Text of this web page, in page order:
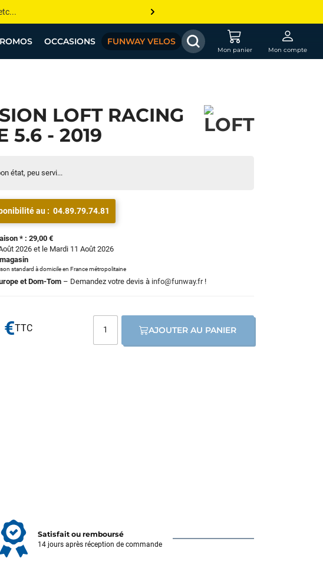
!
OCCASIONS FUNWAY VELOS
Mon panier Mon compte
LOFT RACING
5.6 - 2019
état, peu servi...
au : 04.89.79.74.81
* : 29,00 €
2026 et le Mardi 11 Août 2026
standard à domicile en France métropolitaine
et Dom-Tom – Demandez votre devis à info@funway.fr!
AJOUTER AU PANIER
Satisfait ou remboursé
14 jours après réception de commande